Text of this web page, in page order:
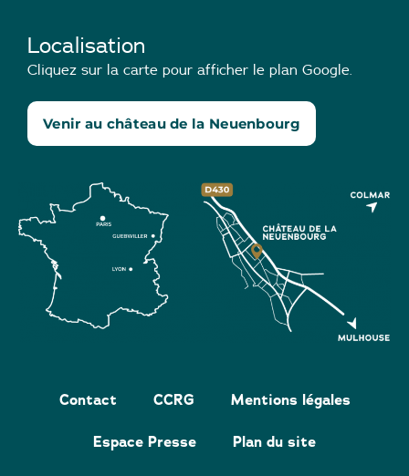
Localisation
Cliquez sur la carte pour afficher le plan Google.
Venir au château de la Neuenbourg
Contact CCRG Mentions légales
Espace Presse Plan du site